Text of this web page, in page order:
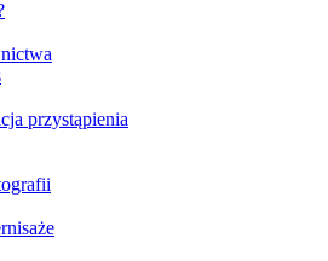
przystąpienia